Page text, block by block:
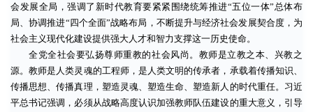
会发展全局，强调了新时代教育要紧紧围绕统筹推进“五位一体”总体布
局、协调推进“四个全面”战略布局，不断提升与经济社会发展契合度，为
社会主义现代化建设提供强大人才和智力支撑这一历史使命。
全党全社会要弘扬尊师重教的社会风尚。教师是立教之本、兴教之
源。教师是人类灵魂的工程师，是人类文明的传承者，承载着传播知识、
传播思想、传播真理，塑造灵魂、塑造生命、塑造新人的时代重任。习近
平总书记强调，必须从战略高度认识加强教师队伍建设的重大意义，引导